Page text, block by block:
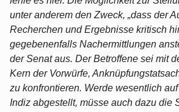
unter anderem den Zweck, „dass der
Recherchen und Ergebnisse kritisch
gegebenenfalls Nachermittlungen
der Senat aus. Der Betroffene sei mit
Kern der Vorwürfe,
zu konfrontieren. Werde wesentlich
Indiz abgestellt, müsse auch dazu die